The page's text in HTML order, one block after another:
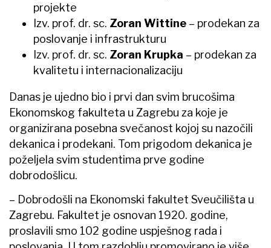
projekte
Izv. prof. dr. sc. Zoran Wittine – prodekan za
poslovanje i infrastrukturu
Izv. prof. dr. sc. Zoran Krupka – prodekan za
kvalitetu i internacionalizaciju
Danas je ujedno bio i prvi dan svim brucošima
Ekonomskog fakulteta u Zagrebu za koje je
organizirana posebna svečanost kojoj su nazočili
dekanica i prodekani. Tom prigodom dekanica je
poželjela svim studentima prve godine
dobrodošlicu.
– Dobrodošli na Ekonomski fakultet Sveučilišta u
Zagrebu. Fakultet je osnovan 1920. godine,
proslavili smo 102 godine uspješnog rada i